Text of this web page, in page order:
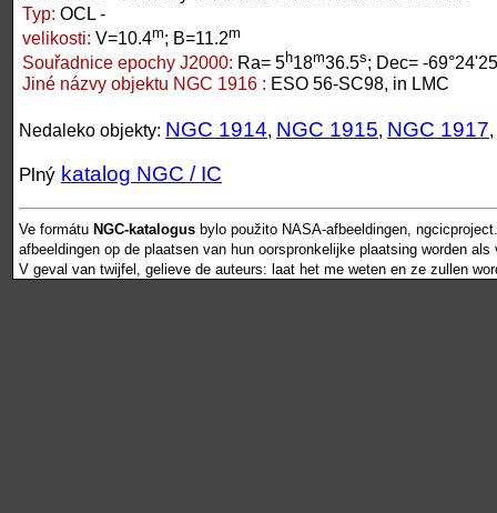
Typ: OCL -
velikosti: V=10.4m; B=11.2m
Souřadnice epochy J2000: Ra= 5h18m36.5s; Dec= -
Jiné názvy objektu NGC 1916 : ESO 56-SC98, in LMC
Nedaleko objekty: NGC 1914, NGC 1915, NGC 1917,
Plný katalog NGC / IC
Ve formátu NGC-katalogus bylo použito NASA-afbeeldingen,
afbeeldingen op de plaatsen van hun oorspronkelijke plaatsing worden
V geval van twijfel, gelieve de auteurs: laat het me weten en ze zullen